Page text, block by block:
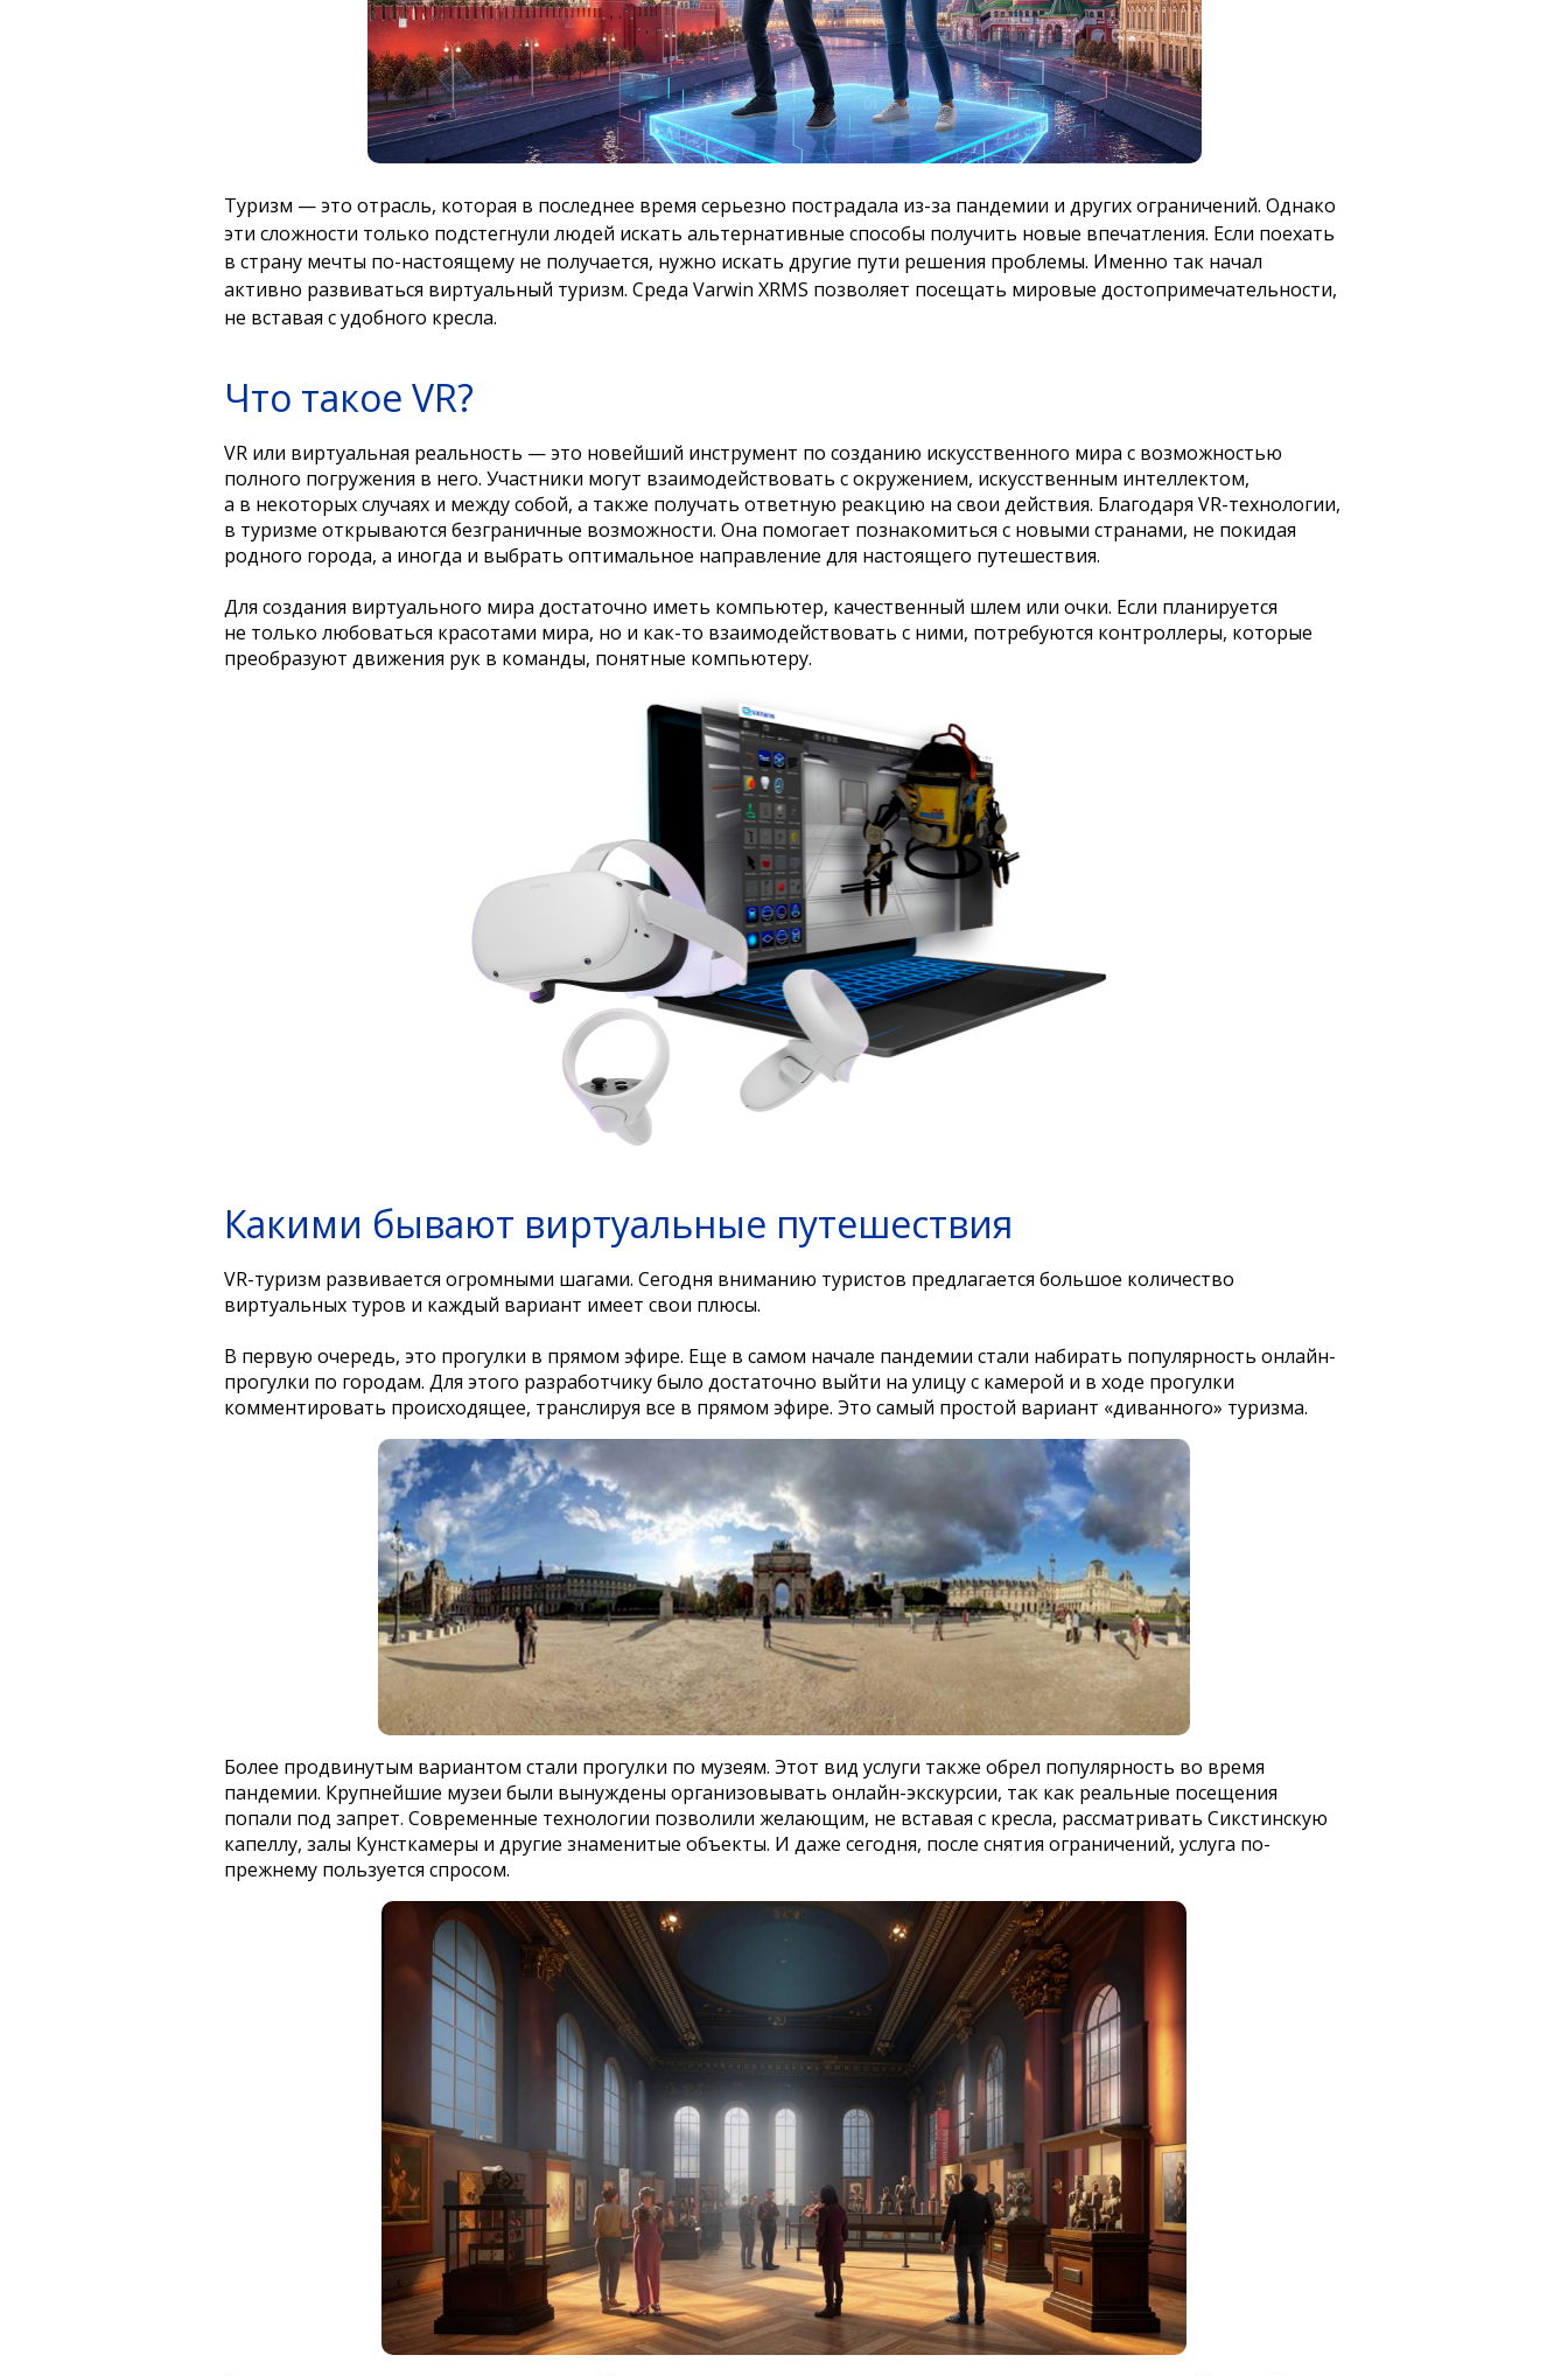
Туризм — это отрасль, которая в последнее время серьезно пострадала из-за пандемии и других ограничений. Однако
эти сложности только подстегнули людей искать альтернативные способы получить новые впечатления. Если поехать
в страну мечты по-настоящему не получается, нужно искать другие пути решения проблемы. Именно так начал
активно развиваться виртуальный туризм. Среда Varwin XRMS позволяет посещать мировые достопримечательности,
не вставая с удобного кресла.
Что такое VR?
VR или виртуальная реальность — это новейший инструмент по созданию искусственного мира с возможностью
полного погружения в него. Участники могут взаимодействовать с окружением, искусственным интеллектом,
а в некоторых случаях и между собой, а также получать ответную реакцию на свои действия. Благодаря VR-технологии,
в туризме открываются безграничные возможности. Она помогает познакомиться с новыми странами, не покидая
родного города, а иногда и выбрать оптимальное направление для настоящего путешествия.
Для создания виртуального мира достаточно иметь компьютер, качественный шлем или очки. Если планируется
не только любоваться красотами мира, но и как-то взаимодействовать с ними, потребуются контроллеры, которые
преобразуют движения рук в команды, понятные компьютеру.
Какими бывают виртуальные путешествия
VR-туризм развивается огромными шагами. Сегодня вниманию туристов предлагается большое количество
виртуальных туров и каждый вариант имеет свои плюсы.
В первую очередь, это прогулки в прямом эфире. Еще в самом начале пандемии стали набирать популярность онлайн-
прогулки по городам. Для этого разработчику было достаточно выйти на улицу с камерой и в ходе прогулки
комментировать происходящее, транслируя все в прямом эфире. Это самый простой вариант «диванного» туризма.
Более продвинутым вариантом стали прогулки по музеям. Этот вид услуги также обрел популярность во время
пандемии. Крупнейшие музеи были вынуждены организовывать онлайн-экскурсии, так как реальные посещения
попали под запрет. Современные технологии позволили желающим, не вставая с кресла, рассматривать Сикстинскую
капеллу, залы Кунсткамеры и другие знаменитые объекты. И даже сегодня, после снятия ограничений, услуга по-
прежнему пользуется спросом.